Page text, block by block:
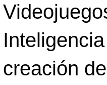
creación